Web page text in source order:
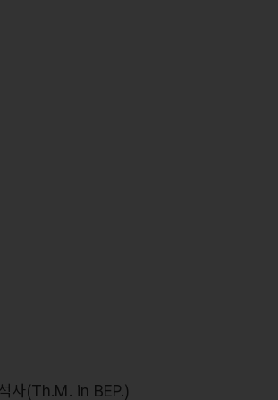
사(Th.M. in BEP.)